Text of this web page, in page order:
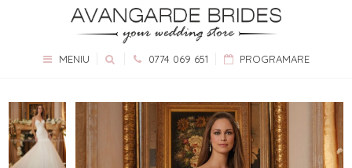
MENIU 0774 069 651 PROGRAMARE